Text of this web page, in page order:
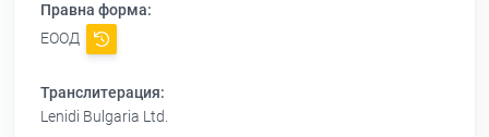
Правна форма:
ЕООД
Транслитерация:
Lenidi Bulgaria Ltd.